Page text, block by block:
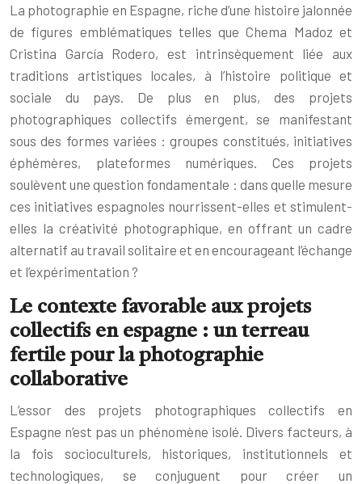
La photographie en Espagne, riche d’une histoire jalonnée
de figures emblématiques telles que Chema Madoz et
Cristina García Rodero, est intrinsèquement liée aux
traditions artistiques locales, à l’histoire politique et
sociale du pays. De plus en plus, des projets
photographiques collectifs émergent, se manifestant
sous des formes variées : groupes constitués, initiatives
éphémères, plateformes numériques. Ces projets
soulèvent une question fondamentale : dans quelle mesure
ces initiatives espagnoles nourrissent-elles et stimulent-
elles la créativité photographique, en offrant un cadre
alternatif au travail solitaire et en encourageant l’échange
et l’expérimentation ?
Le contexte favorable aux projets
collectifs en espagne : un terreau
fertile pour la photographie
collaborative
L’essor des projets photographiques collectifs en
Espagne n’est pas un phénomène isolé. Divers facteurs, à
la fois socioculturels, historiques, institutionnels et
technologiques, se conjuguent pour créer un